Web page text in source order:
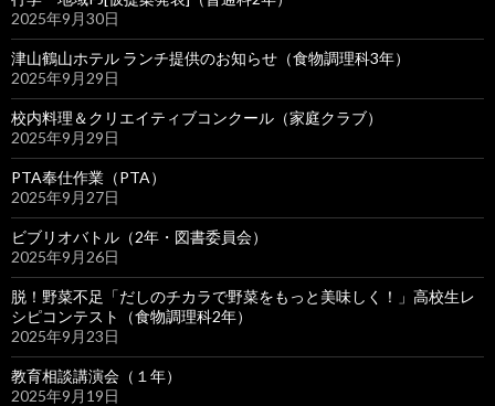
2025年9月30日
津山鶴山ホテル ランチ提供のお知らせ（食物調理科3年）
2025年9月29日
校内料理＆クリエイティブコンクール（家庭クラブ）
2025年9月29日
PTA奉仕作業（PTA）
2025年9月27日
ビブリオバトル（2年・図書委員会）
2025年9月26日
脱！野菜不足「だしのチカラで野菜をもっと美味しく！」高校生レ
シピコンテスト（食物調理科2年）
2025年9月23日
教育相談講演会（１年）
2025年9月19日